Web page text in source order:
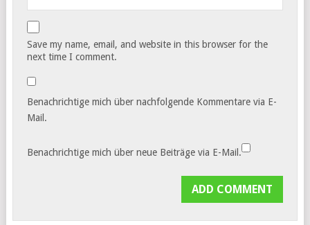
Save my name, email, and website in this browser for the
next time I comment.
Benachrichtige mich über nachfolgende Kommentare via E-
Mail.
Benachrichtige mich über neue Beiträge via E-Mail.